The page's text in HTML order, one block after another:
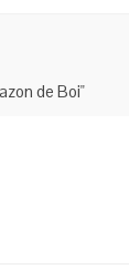
de Boi"